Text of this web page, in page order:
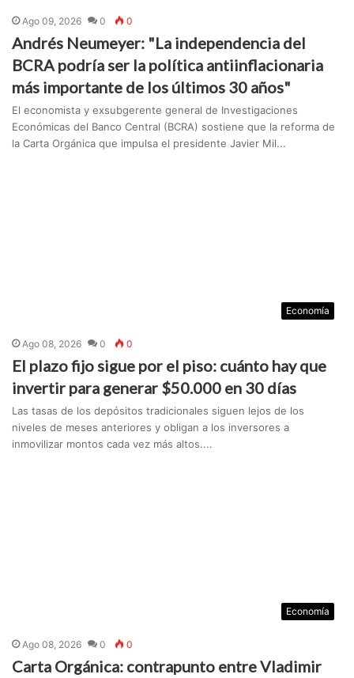
Ago 09, 2026 0 0
Andrés Neumeyer: "La independencia del
BCRA podría ser la política antiinflacionaria
más importante de los últimos 30 años"
El economista y exsubgerente general de Investigaciones
Económicas del Banco Central (BCRA) sostiene que la reforma de
la Carta Orgánica que impulsa el presidente Javier Mil...
Economía
Ago 08, 2026 0 0
El plazo fijo sigue por el piso: cuánto hay que
invertir para generar $50.000 en 30 días
Las tasas de los depósitos tradicionales siguen lejos de los
niveles de meses anteriores y obligan a los inversores a
inmovilizar montos cada vez más altos....
Economía
Ago 08, 2026 0 0
Carta Orgánica: contrapunto entre Vladimir